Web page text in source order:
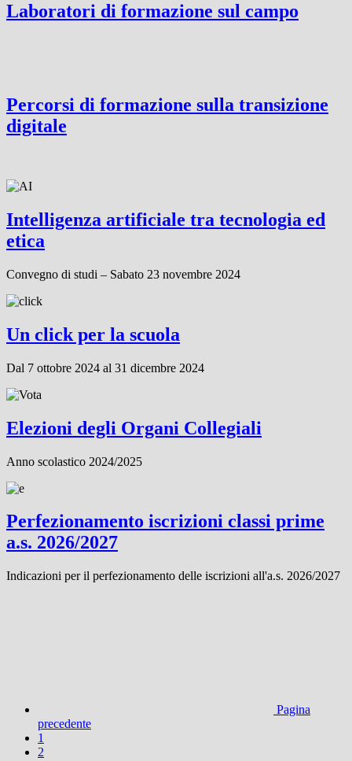
Laboratori di formazione sul campo
Percorsi di formazione sulla transizione
digitale
Intelligenza artificiale tra tecnologia ed
etica
Convegno di studi – Sabato 23 novembre 2024
Un click per la scuola
Dal 7 ottobre 2024 al 31 dicembre 2024
Elezioni degli Organi Collegiali
Anno scolastico 2024/2025
Perfezionamento iscrizioni classi prime
a.s. 2026/2027
Indicazioni per il perfezionamento delle iscrizioni all'a.s. 2026/2027
Pagina
precedente
1
2